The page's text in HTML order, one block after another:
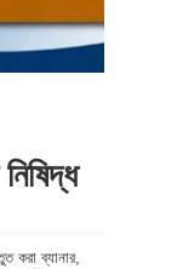
করা ব্যানার,